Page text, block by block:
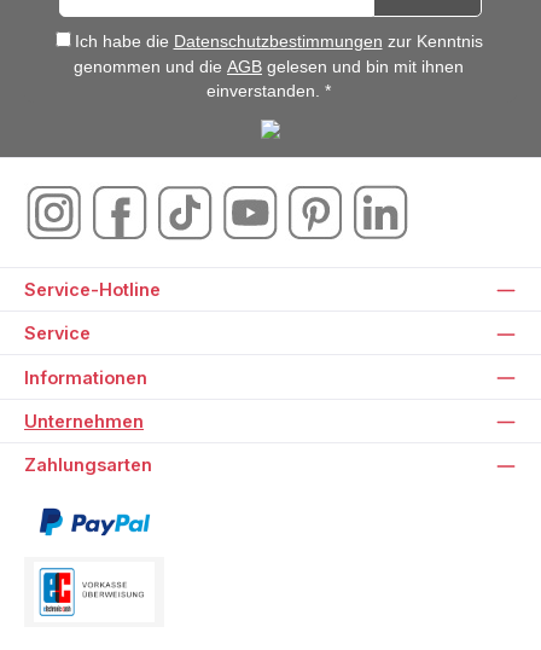
Ich habe die Datenschutzbestimmungen zur Kenntnis
genommen und die AGB gelesen und bin mit ihnen
einverstanden. *
Service-Hotline
Service
Informationen
Unternehmen
Zahlungsarten